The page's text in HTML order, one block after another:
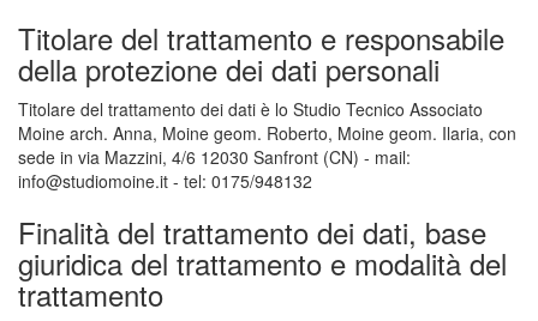
Titolare del trattamento e responsabile
della protezione dei dati personali
Titolare del trattamento dei dati è lo Studio Tecnico Associato
Moine arch. Anna, Moine geom. Roberto, Moine geom. Ilaria, con
sede in via Mazzini, 4/6 12030 Sanfront (CN) - mail:
info@studiomoine.it - tel: 0175/948132
Finalità del trattamento dei dati, base
giuridica del trattamento e modalità del
trattamento